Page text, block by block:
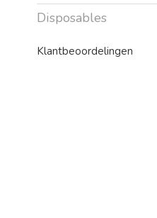
Disposables
Klantbeoordelingen